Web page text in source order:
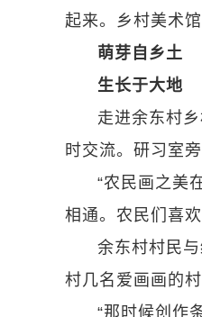
起来。乡村美术
萌芽自乡土
生长于大地
走进余东村
时交流。研习室
“农民画之美
相通。农民们喜
余东村村民
村几名爱画画的
“那时候创作